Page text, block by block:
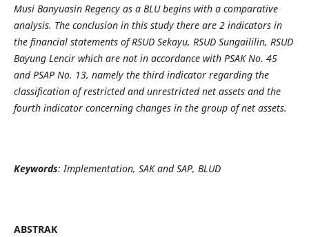
Musi Banyuasin Regency as a BLU begins with a comparative
analysis. The conclusion in this study there are 2 indicators in
the financial statements of RSUD Sekayu, RSUD Sungaililin, RSUD
Bayung Lencir which are not in accordance with PSAK No. 45
and PSAP No. 13, namely the third indicator regarding the
classification of restricted and unrestricted net assets and the
fourth indicator concerning changes in the group of net assets.
Keywords: Implementation, SAK and SAP, BLUD
ABSTRAK